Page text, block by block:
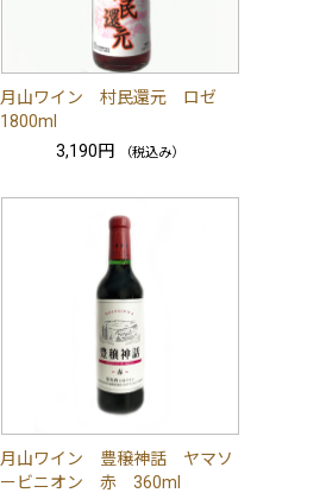
月山ワイン 村民還元 ロゼ
1800ml
3,190円
（税込み）
月山ワイン 豊穣神話 ヤマソ
ービニオン 赤 360ml